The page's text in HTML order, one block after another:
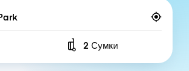
Number of bags
2 Сумки